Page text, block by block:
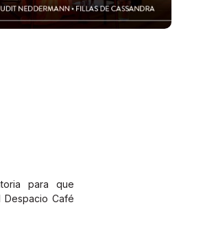
para que
Café